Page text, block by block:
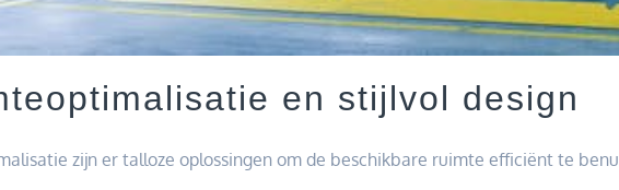
en stijlvol design
zijn er talloze oplossingen om de beschikbare ruimte efficiënt te